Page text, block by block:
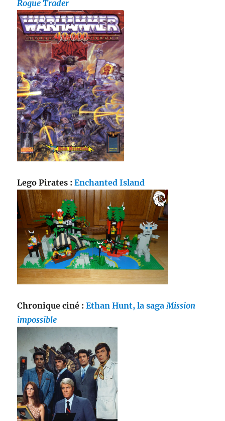
Rogue Trader
Lego Pirates :Enchanted Island
Chronique ciné :Ethan Hunt, la saga Mission
impossible